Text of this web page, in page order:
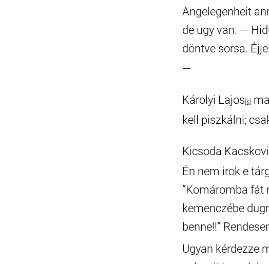
Angelegenheit
de ugy van. —
döntve sorsa.
—
Károlyi Lajos [k]
kell piszkálni;
Kicsoda
Én nem irok e
”Komáromba fát
kemenczébe
benne!!”
Ugyan kérdezze